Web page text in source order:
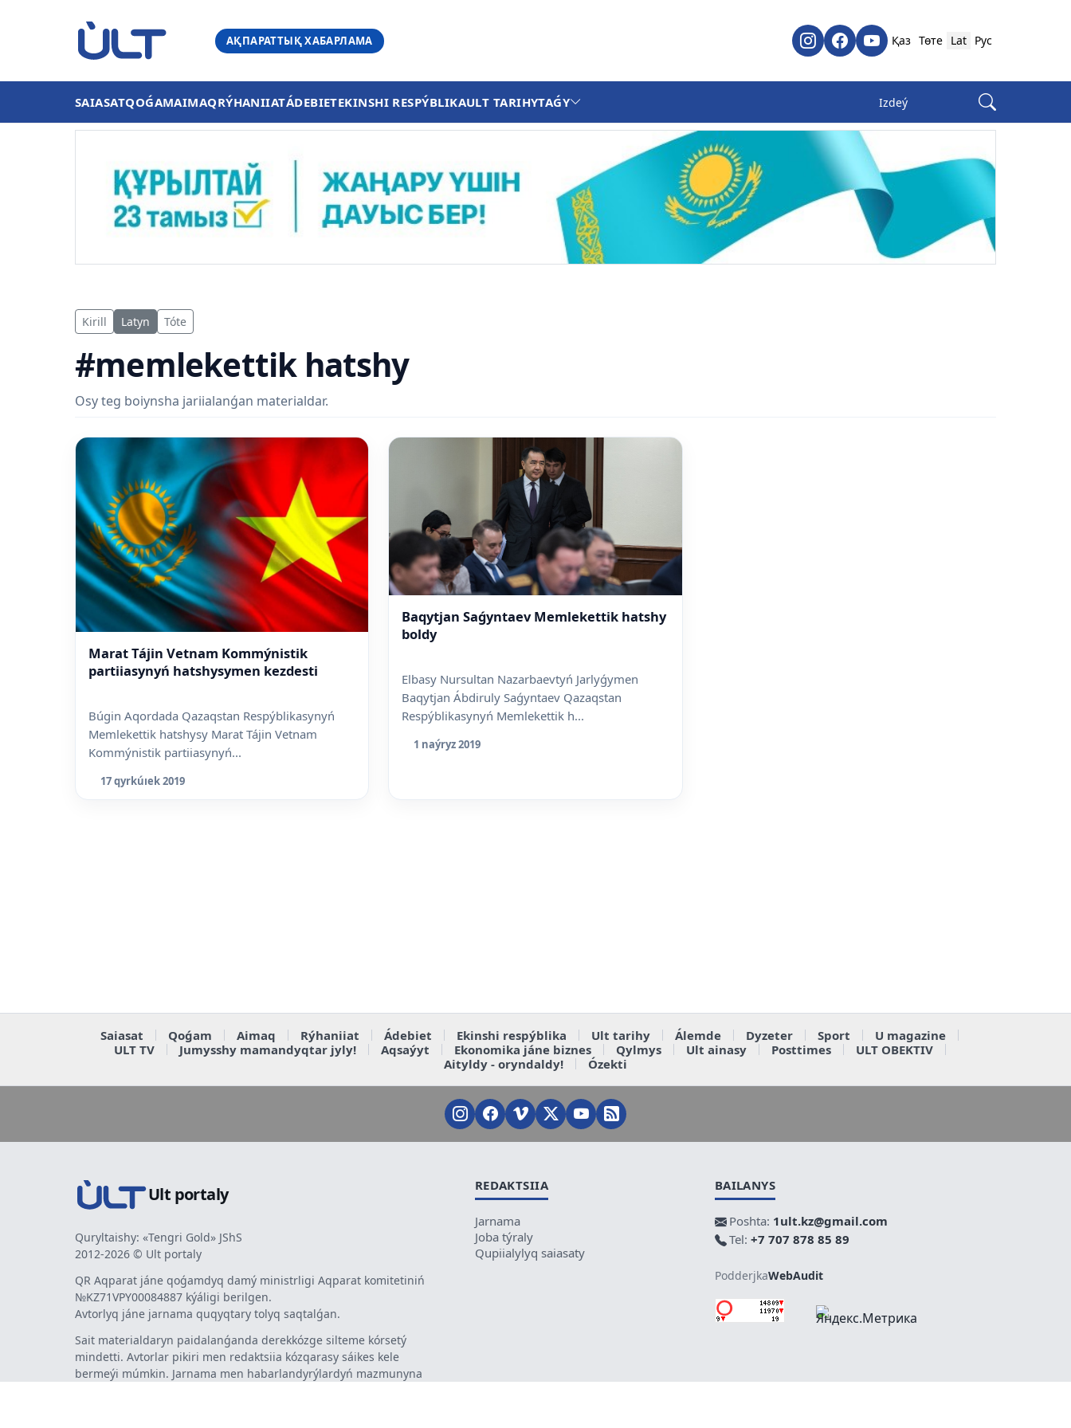
АҚПАРАТТЫҚ ХАБАРЛАМА Қаз Төте Lat Рус
SAIASATQOǴAMAIMAQRÝHANIIATÁDEBIETEKINSHI RESPÝBLIKAULT TARIHYTAǴY
Kirill Latyn Tóte
#memlekettik hatshy
Osy teg boiynsha jariialanǵan materialdar.
Marat Tájin Vetnam Kommýnistik
partiiasynyń hatshysymen kezdesti
Búgin Aqordada Qazaqstan Respýblikasynyń
Memlekettik hatshysy Marat Tájin Vetnam
Kommýnistik partiiasynyń...
17 qyrkúıek 2019
Baqytjan Saǵyntaev Memlekettik hatshy
boldy
Elbasy Nursultan Nazarbaevtyń Jarlyǵymen
Baqytjan Ábdiruly Saǵyntaev Qazaqstan
Respýblikasynyń Memlekettik h...
1 naýryz 2019
Saiasat Qoǵam Aimaq Rýhaniiat Ádebiet Ekinshi respýblika Ult tarihy Álemde Dyzeter Sport
U magazine
ULT TV
Jumysshy mamandyqtar jyly! Aqsaýyt Ekonomika jáne biznes Qylmys Ult ainasy Posttimes
ULT OBEKTIV
Aityldy - oryndaldy!
Ózekti
Ult portaly
Quryltaishy: «Tengri Gold» JShS
2012-2026 © Ult portaly
QR Aqparat jáne qoǵamdyq damý ministrligi Aqparat komitetiniń
№KZ71VPY00084887 kýáligi berilgen.
Avtorlyq jáne jarnama quqyqtary tolyq saqtalǵan.
Sait materialdaryn paidalanǵanda derekkózge silteme kórsetý
mindetti. Avtorlar pikiri men redaktsiia kózqarasy sáikes kele
bermeýi múmkin. Jarnama men habarlandyrýlardyń mazmunyna
REDAKTSIIA
Jarnama
Joba týraly
Qupiialylyq saiasaty
BAILANYS
Poshta: 1ult.kz@gmail.com
Tel: +7 707 878 85 89
PodderjkaWebAudit